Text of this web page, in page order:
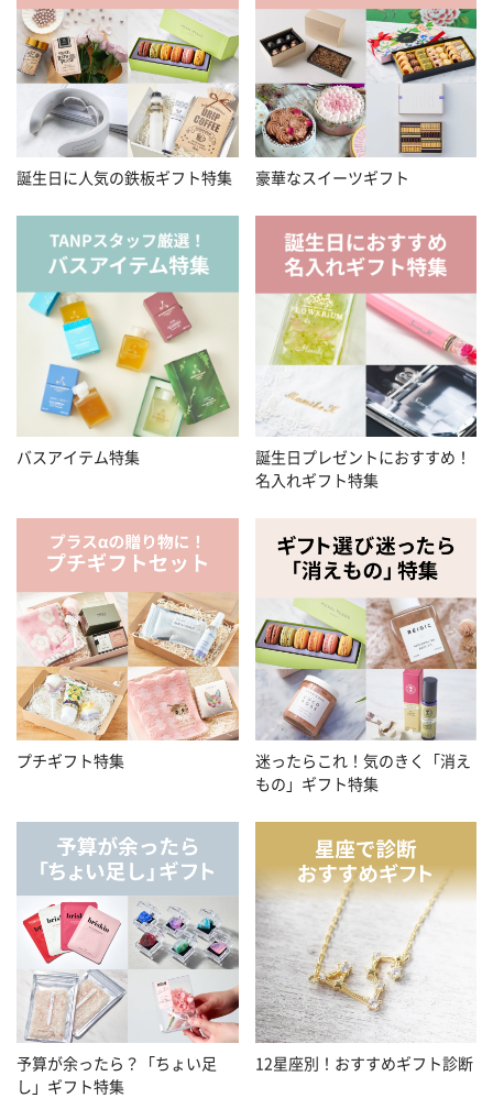
誕生日に人気の鉄板ギフト特集 豪華なスイーツギフト
バスアイテム特集
誕生日プレゼントにおすすめ！
名入れギフト特集
プチギフト特集
迷ったらこれ！気のきく「消え
もの」ギフト特集
予算が余ったら？「ちょい足
し」ギフト特集
12星座別！おすすめギフト診断